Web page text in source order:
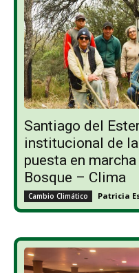
Santiago del
institucional de la
puesta en
Bosque – Clima
Cambio Climático Patricia